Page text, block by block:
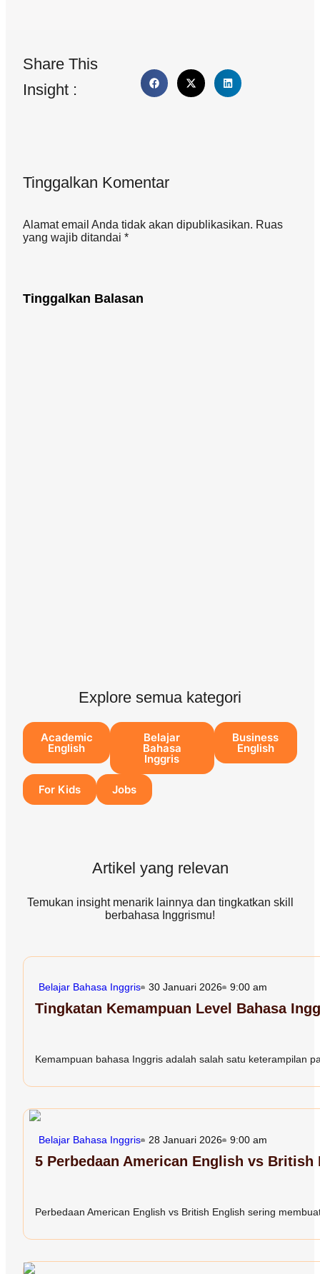
Share This
Insight :
Tinggalkan Komentar
Alamat email Anda tidak akan dipublikasikan. Ruas
yang wajib ditandai *
Tinggalkan Balasan
Explore semua kategori
Academic
English
Belajar
Bahasa
Inggris
Business
English
For Kids Jobs
Artikel yang relevan
Temukan insight menarik lainnya dan tingkatkan skill
berbahasa Inggrismu!
Belajar Bahasa Inggris 30 Januari 2026 9:00 am
Tingkatan Kemampuan Level Bahasa
Kemampuan bahasa Inggris adalah salah satu keterampilan
Belajar Bahasa Inggris 28 Januari 2026 9:00 am
5 Perbedaan American English vs
Perbedaan American English vs British English sering